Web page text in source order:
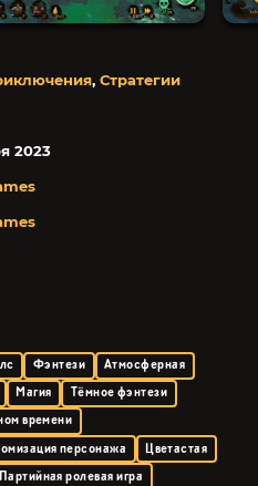
, Стратегии
2023
Фэнтези
Атмосферная
Магия
Тёмное фэнтези
времени
персонажа
Цветастая
Партийная ролевая игра